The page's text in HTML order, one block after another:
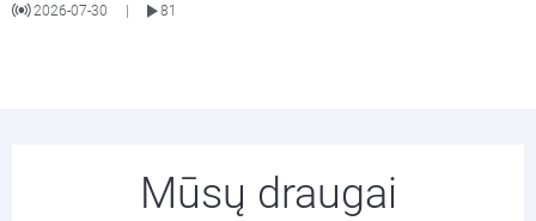
2026-07-30 81
Mūsų draugai